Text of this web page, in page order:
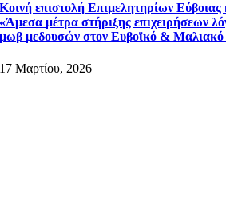
Κοινή επιστολή Επιμελητηρίων
«Άμεσα μέτρα στήριξης επιχειρήσεων
μωβ μεδουσών στον Ευβοϊκό & Μαλιακό
17 Μαρτίου, 2026